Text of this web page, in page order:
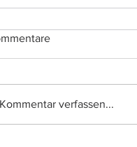
Teamvorstellung DPRG
Kommentar verfassen...